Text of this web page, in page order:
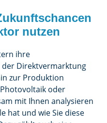
nutzen
ihre
Direktvermarktung
zur Produktion
oder
mit Ihnen analysieren
hat und wie Sie diese